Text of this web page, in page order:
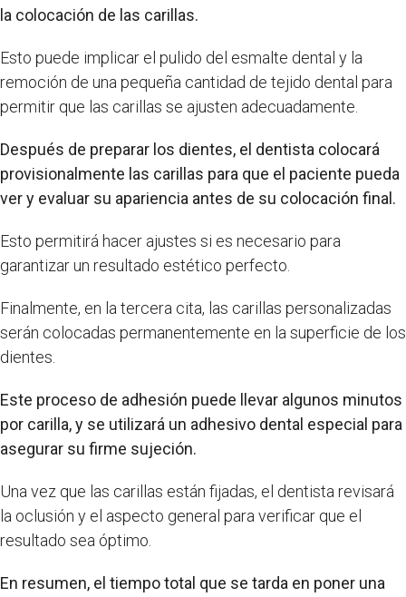
la colocación de las carillas.
Esto puede implicar el pulido del esmalte dental y la
remoción de una pequeña cantidad de tejido dental para
permitir que las carillas se ajusten adecuadamente.
Después de preparar los dientes, el dentista colocará
provisionalmente las carillas para que el paciente pueda
ver y evaluar su apariencia antes de su colocación final.
Esto permitirá hacer ajustes si es necesario para
garantizar un resultado estético perfecto.
Finalmente, en la tercera cita, las carillas personalizadas
serán colocadas permanentemente en la superficie de los
dientes.
Este proceso de adhesión puede llevar algunos minutos
por carilla, y se utilizará un adhesivo dental especial para
asegurar su firme sujeción.
Una vez que las carillas están fijadas, el dentista revisará
la oclusión y el aspecto general para verificar que el
resultado sea óptimo.
En resumen, el tiempo total que se tarda en poner una